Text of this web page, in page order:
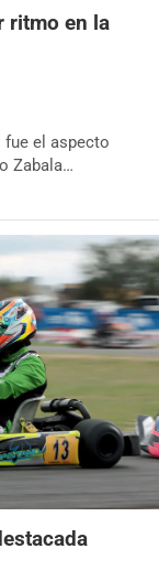
ritmo en la
fue el aspecto
Zabala…